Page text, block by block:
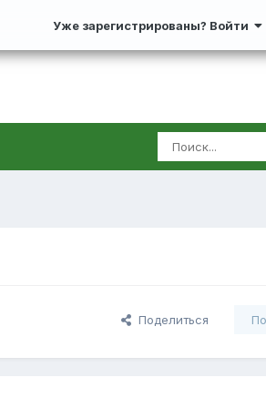
Уже зарегистрированы? Войти
Поделиться